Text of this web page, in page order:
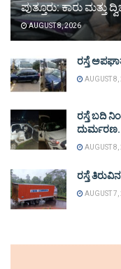
ಪುತ್ತೂರು: ಕಾರು ಮತ್ತು
AUGUST 8, 2026
ರಸ್ತೆ
AUGUST
ರಸ್ತೆ ಬದಿ
AUGUST
ರಸ್ತೆ
AUGUST